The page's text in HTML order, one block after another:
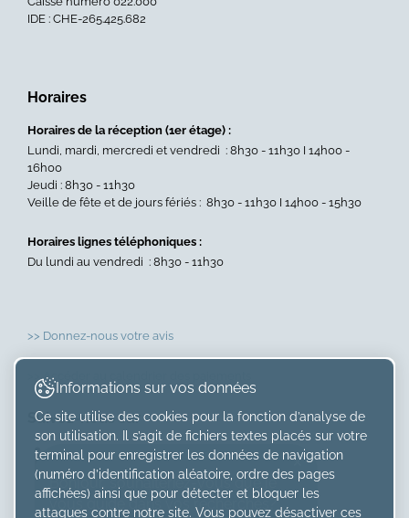
IDE : CHE-265.425.682
Horaires
Horaires de la réception (1er étage) :
Lundi, mardi, mercredi et vendredi : 8h30 - 11h30 I 14h00 -
16h00
Jeudi : 8h30 - 11h30
Veille de fête et de jours fériés : 8h30 - 11h30 I 14h00 - 15h30
Horaires lignes téléphoniques :
Du lundi au vendredi : 8h30 - 11h30
>> Donnez-nous votre avis
>> Accéder au calendrier des paiements
Suivez-nous sur
Informations sur vos données
Ce site utilise des cookies pour la fonction d’analyse de
son utilisation. Il s’agit de fichiers textes placés sur votre
terminal pour enregistrer les données de navigation
(numéro d’identification aléatoire, ordre des pages
affichées) ainsi que pour détecter et bloquer les
attaques contre notre site. Vous pouvez désactiver ces
Bonjour, souhaiteriez-vous que je
vous guide dans vos recherches?
×